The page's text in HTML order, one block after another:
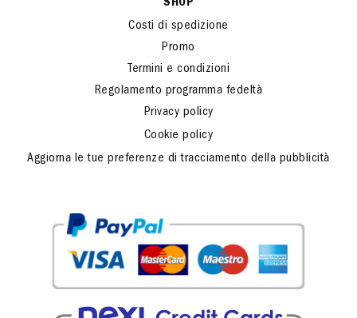
SHOP
Costi di spedizione
Promo
Termini e condizioni
Regolamento programma fedeltà
Privacy policy
Cookie policy
Aggiorna le tue preferenze di tracciamento della pubblicità